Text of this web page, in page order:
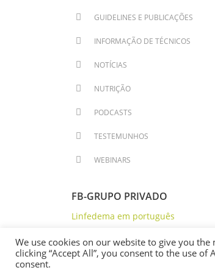
GUIDELINES E PUBLICAÇÕES
INFORMAÇÃO DE TÉCNICOS
NOTÍCIAS
NUTRIÇÃO
PODCASTS
TESTEMUNHOS
WEBINARS
FB-GRUPO PRIVADO
Linfedema em português
We use cookies on our website to give you
clicking “Accept All”, you consent to the use
consent.